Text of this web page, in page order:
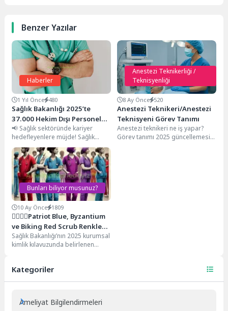
Benzer Yazılar
Haberler
1 Yıl Önce 480
Sağlık Bakanlığı 2025’te
37.000 Hekim Dışı Personel
Alımı Yapacak! İşte Detaylar
📢 Sağlık sektöründe kariyer
hedefleyenlere müjde! Sağlık
Bakanlığı, 2025 yılı içinde 37.000
hekim dışı personel...
Anestezi Teknikerliği /
Teknisyenliği
8 Ay Önce 520
Anestezi Teknikeri/Anestezi
Teknisyeni Görev Tanımı
Anestezi teknikeri ne iş yapar?
Görev tanımı 2025 güncellemesi
Bunları biliyor musunuz?
10 Ay Önce 1809
👩‍⚕️👨‍⚕️Patriot Blue, Byzantium
ve Biking Red Scrub Renkleri
ve Anlamları
Sağlık Bakanlığı’nın 2025 kurumsal
kimlik kılavuzunda belirlenen
Kategoriler
Ameliyat Bilgilendirmeleri